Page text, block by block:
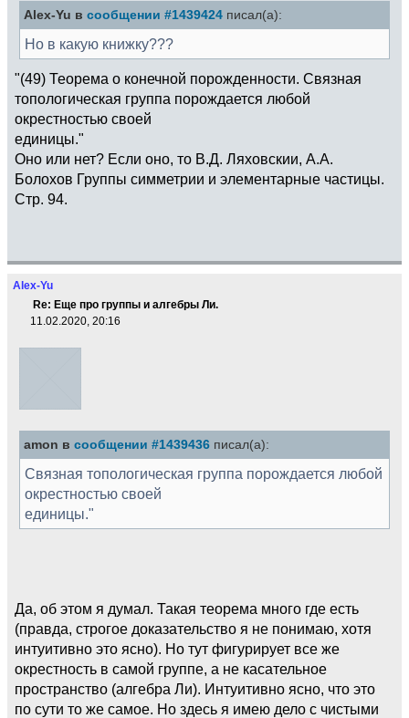
Alex-Yu в сообщении #1439424 писал(а):
Но в какую книжку???
"(49) Теорема о конечной порожденности. Связная
топологическая группа порождается любой
окрестностью своей
единицы."
Оно или нет? Если оно, то В.Д. Ляховскии, А.А.
Болохов Группы симметрии и элементарные частицы.
Стр. 94.
Alex-Yu
Re: Еще про группы и алгебры Ли.
11.02.2020, 20:16
amon в сообщении #1439436 писал(а):
Связная топологическая группа порождается любой
окрестностью своей
единицы."
Да, об этом я думал. Такая теорема много где есть
(правда, строгое доказательство я не понимаю, хотя
интуитивно это ясно). Но тут фигурирует все же
окрестность в самой группе, а не касательное
пространство (алгебра Ли). Интуитивно ясно, что это
по сути то же самое. Но здесь я имею дело с чистыми